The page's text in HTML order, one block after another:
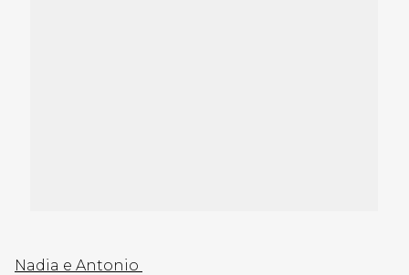
Nadia e Antonio